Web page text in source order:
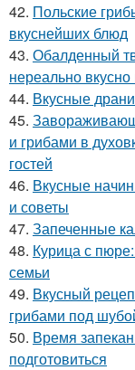
42. Польские
вкуснейших блюд
43. Обалденный
нереально вкусно
44. Вкусные
45.
и грибами в
гостей
46. Вкусные
и советы
47. Запеченные
48. Курица с
семьи
49. Вкусный
грибами под
50. Время
подготовиться